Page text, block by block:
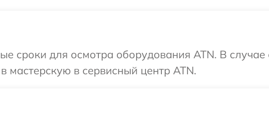
сроки для осмотра оборудования ATN. В
мастерскую в сервисный центр ATN.